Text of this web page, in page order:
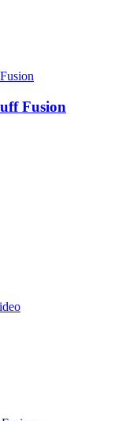
Fusion